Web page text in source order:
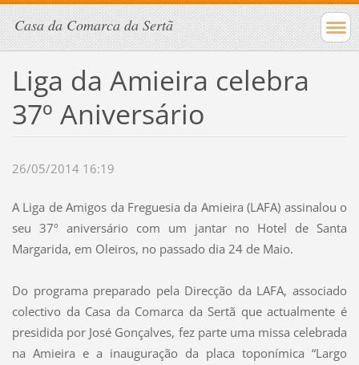
Casa da Comarca da Sertã
Liga da Amieira celebra
37º Aniversário
26/05/2014 16:19
A Liga de Amigos da Freguesia da Amieira (LAFA) assinalou o
seu 37º aniversário com um jantar no Hotel de Santa
Margarida, em Oleiros, no passado dia 24 de Maio.
Do programa preparado pela Direcção da LAFA, associado
colectivo da Casa da Comarca da Sertã que actualmente é
presidida por José Gonçalves, fez parte uma missa celebrada
na Amieira e a inauguração da placa toponímica “Largo